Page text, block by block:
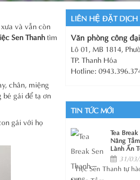
và vẫn còn
Sen Thanhtìm
chân, miệng
bé gái để tạ ơn
gái với họ
LIÊN HỆ ĐẶT DỊCH
Văn phòng công
Lô 01, MB 1814,
TP. Thanh Hóa
Hotline:
TIN TỨC MỚI
Tea
Nâng
Lành Ấn
31/
Tiệc Sen Thanh tự
cung...